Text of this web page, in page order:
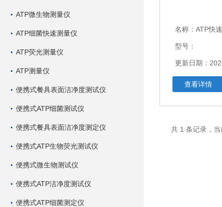
ATP微生物测量仪
ATP细菌快速测量仪
ATP荧光测量仪
ATP测量仪
便携式餐具表面洁净度测试仪
便携式ATP细菌测试仪
便携式餐具表面洁净度测定仪
便携式ATP生物荧光测试仪
便携式微生物测试仪
便携式ATP洁净度测试仪
便携式ATP细菌测定仪
名称： ATP快
型号：
更新日期：
查看详情
共 1 条记录，